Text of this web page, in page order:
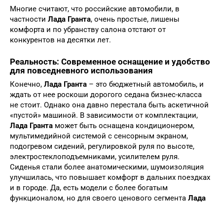
Многие считают, что российские автомобили, в
частности Лада Гранта, очень простые, лишены
комфорта и по убранству салона отстают от
конкурентов на десятки лет.
Реальность: Современное оснащение и удобство
для повседневного использования
Конечно, Лада Гранта – это бюджетный автомобиль, и
ждать от нее роскоши дорогого седана бизнес-класса
не стоит. Однако она давно перестала быть аскетичной
«пустой» машиной. В зависимости от комплектации,
Лада Гранта может быть оснащена кондиционером,
мультимедийной системой с сенсорным экраном,
подогревом сидений, регулировкой руля по высоте,
электростеклоподъемниками, усилителем руля.
Сиденья стали более анатомическими, шумоизоляция
улучшилась, что повышает комфорт в дальних поездках
и в городе. Да, есть модели с более богатым
функционалом, но для своего ценового сегмента Лада